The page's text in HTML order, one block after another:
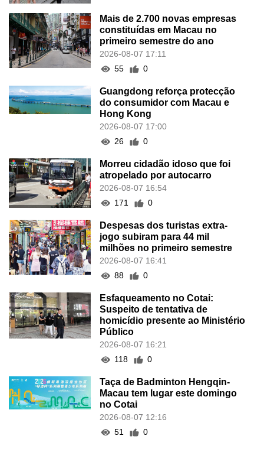
Mais de 2.700 novas empresas
constituídas em Macau no
primeiro semestre do ano
2026-08-07 17:11
55
0
Guangdong reforça protecção
do consumidor com Macau e
Hong Kong
2026-08-07 17:00
26
0
Morreu cidadão idoso que foi
atropelado por autocarro
2026-08-07 16:54
171
0
Despesas dos turistas extra-
jogo subiram para 44 mil
milhões no primeiro semestre
2026-08-07 16:41
88
0
Esfaqueamento no Cotai:
Suspeito de tentativa de
homicídio presente ao Ministério
Público
2026-08-07 16:21
118
0
Taça de Badminton Hengqin-
Macau tem lugar este domingo
no Cotai
2026-08-07 12:16
51
0